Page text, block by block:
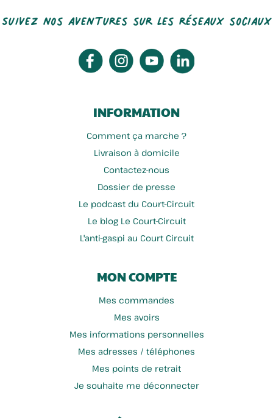
Scop Pains Dépaysants
Suivez nos aventures sur les réseaux sociaux
INFORMATION
Comment ça marche ?
Livraison à domicile
Contactez-nous
Dossier de presse
Le podcast du Court-Circuit
Le blog Le Court-Circuit
L'anti-gaspi au Court Circuit
MON COMPTE
Mes commandes
Mes avoirs
Mes informations personnelles
Mes adresses / téléphones
Mes points de retrait
Je souhaite me déconnecter